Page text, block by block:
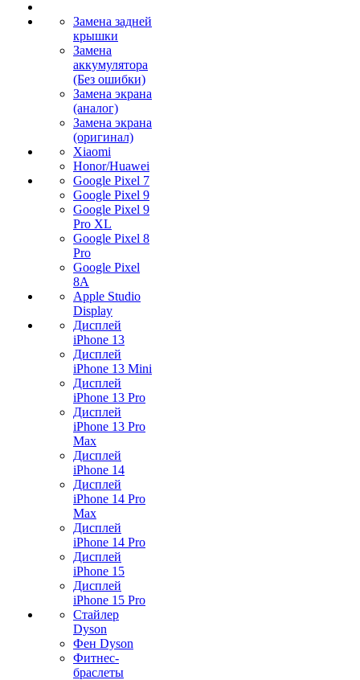
Замена задней
крышки
Замена
аккумулятора
(Без ошибки)
Замена экрана
(аналог)
Замена экрана
(оригинал)
Xiaomi
Honor/Huawei
Google Pixel 7
Google Pixel 9
Google Pixel 9
Pro XL
Google Pixel 8
Pro
Google Pixel
8A
Apple Studio
Display
Дисплей
iPhone 13
Дисплей
iPhone 13 Mini
Дисплей
iPhone 13 Pro
Дисплей
iPhone 13 Pro
Max
Дисплей
iPhone 14
Дисплей
iPhone 14 Pro
Max
Дисплей
iPhone 14 Pro
Дисплей
iPhone 15
Дисплей
iPhone 15 Pro
Стайлер
Dyson
Фен Dyson
Фитнес-
браслеты